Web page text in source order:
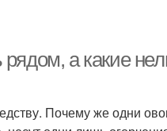
а какие
Почему же одни